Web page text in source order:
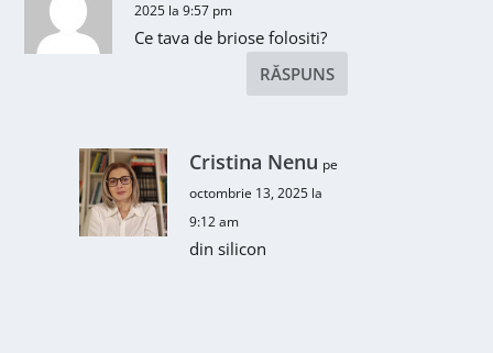
2025 la 9:57 pm
Ce tava de briose folositi?
RĂSPUNS
Cristina Nenu pe
octombrie 13, 2025 la
9:12 am
din silicon